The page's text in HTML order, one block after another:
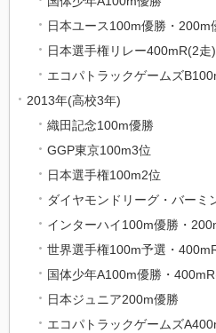
日本ユース100m優勝・
日本選手権リレー400mR(2走
エコパトラックゲームズ
2013年(高校3年)
織田記念100m優勝
GGP東京100m3位
日本選手権100m2位
ダイヤモンドリーグ・バーミ
インターハイ100m優勝・
世界選手権100m予選・
国体少年A100m優勝・
日本ジュニア200m優勝
エコパトラックゲームズ